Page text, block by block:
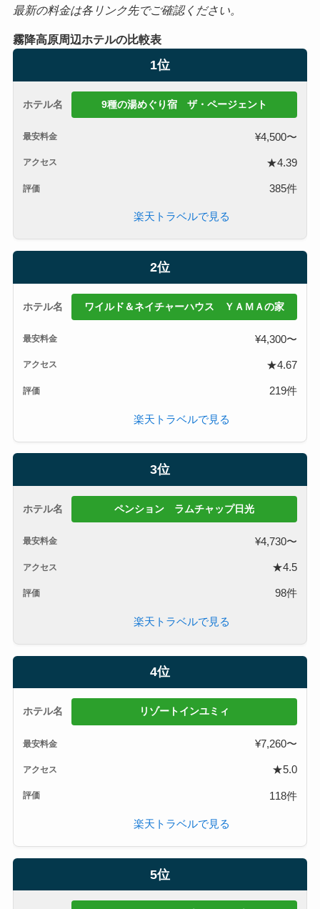
最新の料金は各リンク先でご確認ください。
霧降高原周辺ホテルの比較表
1位
9種の湯めぐり宿 ザ・ページェント
¥4,500〜
★4.39
385件
楽天トラベルで見る
2位
ワイルド＆ネイチャーハウス ＹＡＭＡの家
¥4,300〜
★4.67
219件
楽天トラベルで見る
3位
ペンション ラムチャップ日光
¥4,730〜
★4.5
98件
楽天トラベルで見る
4位
リゾートインユミィ
¥7,260〜
★5.0
118件
楽天トラベルで見る
5位